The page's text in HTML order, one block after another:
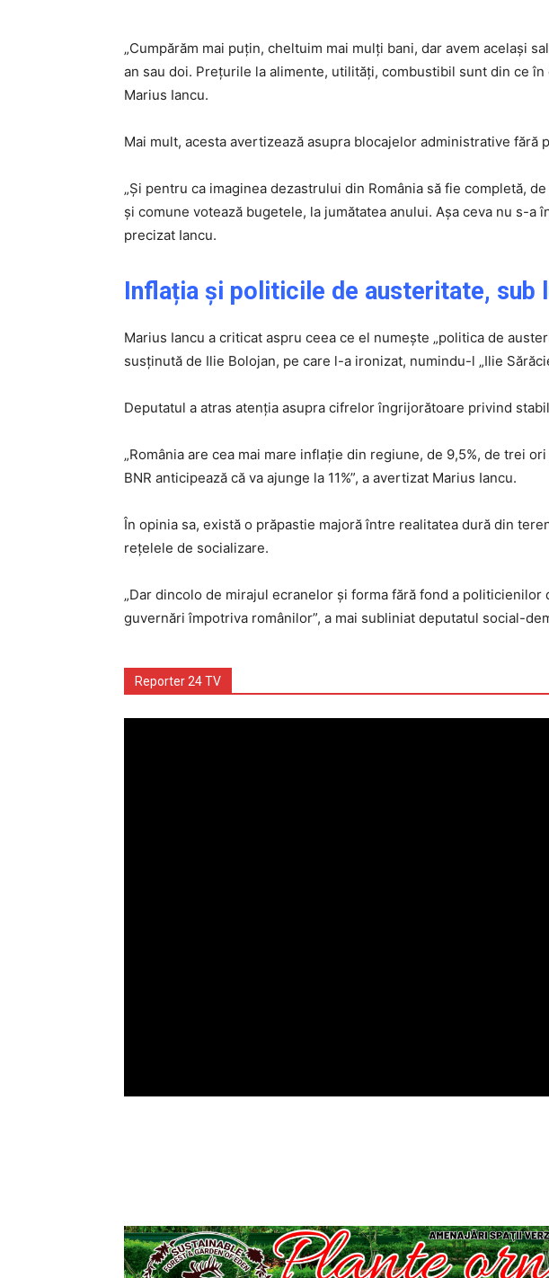
„Cumpărăm mai puțin, cheltuim mai mulți bani, dar avem același
an sau doi. Prețurile la alimente, utilități, combustibil sunt din ce în
Marius Iancu.
Mai mult, acesta avertizează asupra blocajelor administrative fără
„Și pentru ca imaginea dezastrului din România să fie completă,
și comune votează bugetele, la jumătatea anului. Așa ceva nu s-a
precizat Iancu.
Inflația și politicile de austeritate, sub
Marius Iancu a criticat aspru ceea ce el numește „politica de
susținută de Ilie Bolojan, pe care l-a ironizat, numindu-l „Ilie
Deputatul a atras atenția asupra cifrelor îngrijorătoare privind
„România are cea mai mare inflație din regiune, de 9,5%, de trei
BNR anticipează că va ajunge la 11%”, a avertizat Marius Iancu.
În opinia sa, există o prăpastie majoră între realitatea dură din
rețelele de socializare.
„Dar dincolo de mirajul ecranelor și forma fără fond a
guvernări împotriva românilor”, a mai subliniat deputatul social-
Reporter 24 TV